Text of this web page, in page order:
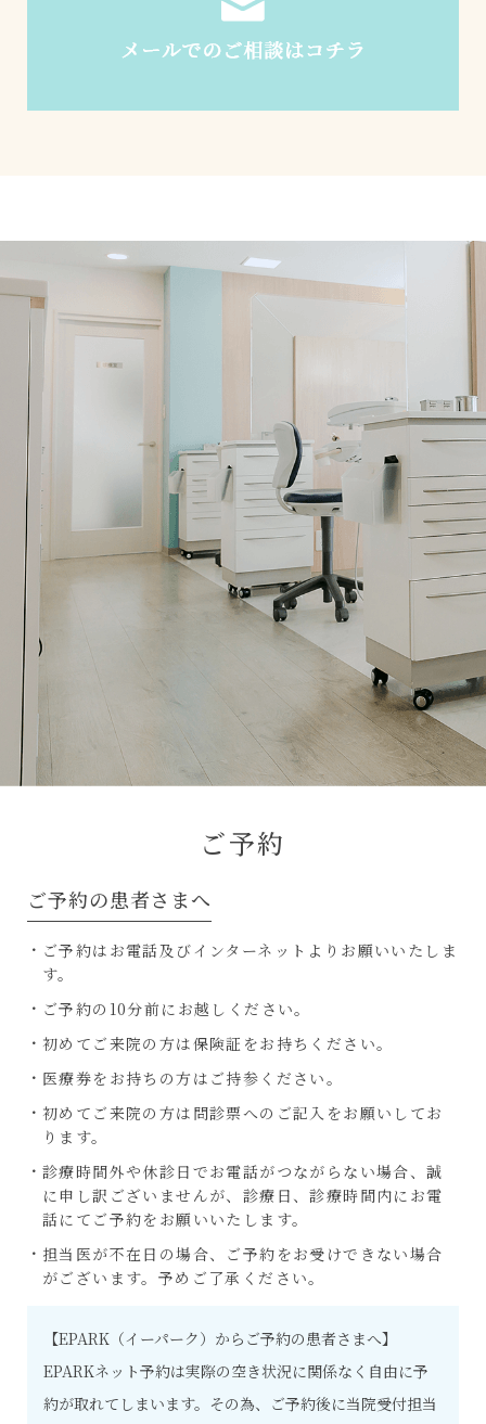
ご予約
ご予約の患者さまへ
ご予約はお電話及びインターネットよりお願いいたしま
す。
ご予約の10分前にお越しください。
初めてご来院の方は保険証をお持ちください。
医療券をお持ちの方はご持参ください。
初めてご来院の方は問診票へのご記入をお願いしてお
ります。
診療時間外​や休診日​で​お​電話が​つながらない場合​、​誠
に申し訳ございませんが、診療日、診療時間内にお電
話にてご予約をお願いいたします。​
担当医が不在日の場合、ご予約をお受けできない場合
がございます。予めご了承ください。
【EPARK（イーパーク）からご予約の患者さまへ】
EPARKネット予約は実際の空き状況に関係なく自由に予
約が取れてしまいます。その為、ご予約後に当院受付担当